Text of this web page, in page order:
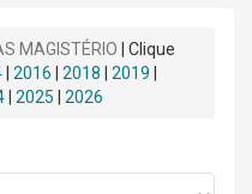
MAGISTÉRIO | Clique
2016 2018 2019
2025 2026